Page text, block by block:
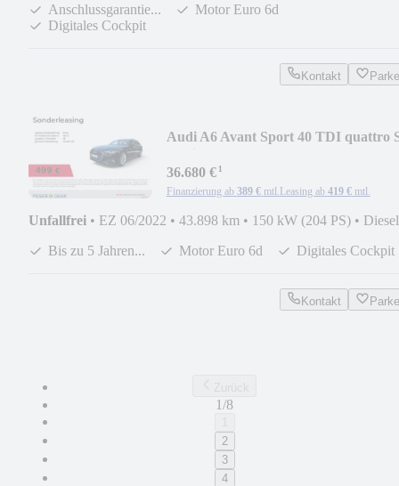
Anschlussgarantie...
Motor Euro 6d
Digitales Cockpit
Kontakt
Audi A6 Avant Sport 40 TDI quattro
36.680 €¹
Finanzierung ab 389 € mtl. Leasing ab 419 € mtl.
Unfallfrei • EZ 06/2022 • 43.898 km • 150 kW (204 PS) • Diesel
Bis zu 5 Jahren...
Motor Euro 6d Digitales Cockpit
Kontakt
1/8
2
3
4